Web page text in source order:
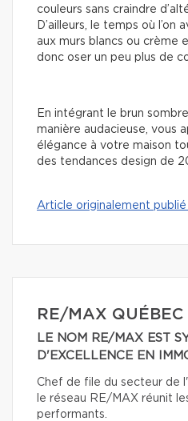
couleurs sans craindre
D’ailleurs, le temps où
aux murs blancs ou crème
donc oser un peu plus de
En intégrant le brun
manière audacieuse, vous
élégance à votre maison
des tendances design de
Article originalement publié
RE/MAX QUÉBEC
LE NOM RE/MAX EST
D'EXCELLENCE EN
Chef de file du secteur de
le réseau RE/MAX réunit
performants.